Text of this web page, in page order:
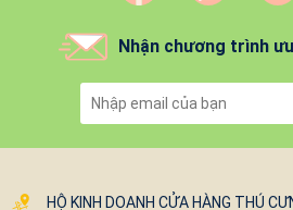
Nhận chương trình
HỘ KINH DOANH CỬA HÀNG THÚ